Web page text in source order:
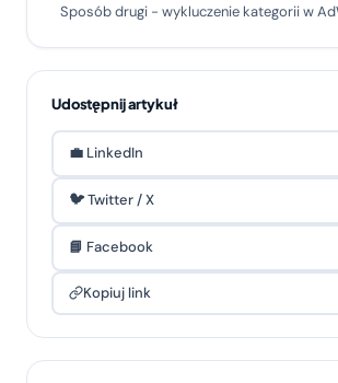
Sposób drugi - wykluczenie kategorii w
Udostępnij artykuł
💼 LinkedIn
🐦 Twitter / X
📘 Facebook
Kopiuj link